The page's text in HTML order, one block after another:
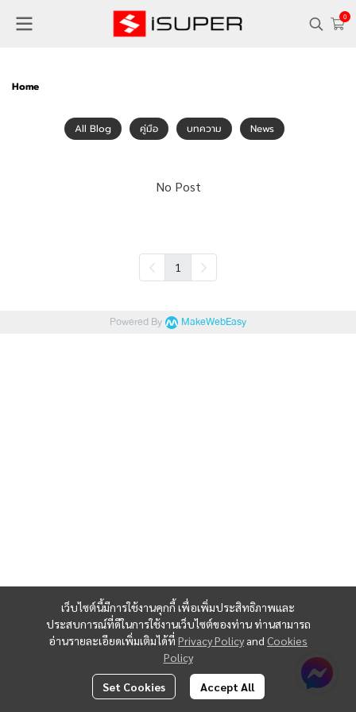
0
Home
All Blog คู่มือ บทความ News
No Post
1
เว็บไซต์นี้มีการใช้งานคุกกี้ เพื่อเพิ่มประสิทธิภาพและ
ประสบการณ์ที่ดีในการใช้งานเว็บไซต์ของท่าน ท่านสามารถ
อ่านรายละเอียดเพิ่มเติมได้ที่ Privacy Policy and Cookies
Policy
Set Cookies Accept All
Powered By MakeWebEasy